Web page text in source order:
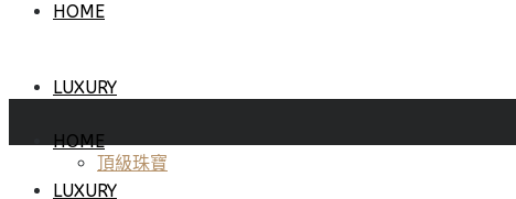
HOME
LUXURY
頂級珠寶
HOME
LUXURY